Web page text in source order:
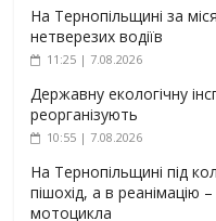
На Тернопільщині за
нетверезих водіїв
11:25 | 7.08.2026
Державну екологічну
реорганізують
10:55 | 7.08.2026
На Тернопільщині під
пішохід, а в реанімацію
мотоцикла